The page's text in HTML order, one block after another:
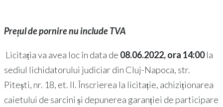
Prețul de pornire nu include TVA
Licitația va avea loc în data de 08.06.2022, ora 14:00la
sediul lichidatorului judiciar din Cluj-Napoca, str.
Pitești, nr. 18, et. II. Înscrierea la licitație, achiziționarea
caietului de sarcini și depunerea garanției de participare